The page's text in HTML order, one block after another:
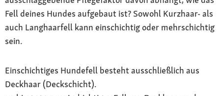
Fell deines Hundes aufgebaut ist? Sowohl Kurzhaar- als
auch Langhaarfell kann einschichtig oder mehrschichtig
sein.
Einschichtiges Hundefell besteht ausschließlich aus
Deckhaar (Deckschicht).